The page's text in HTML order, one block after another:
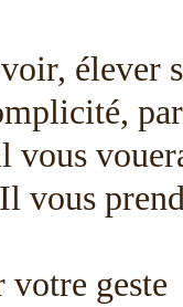
élever
vous
vous
votre geste